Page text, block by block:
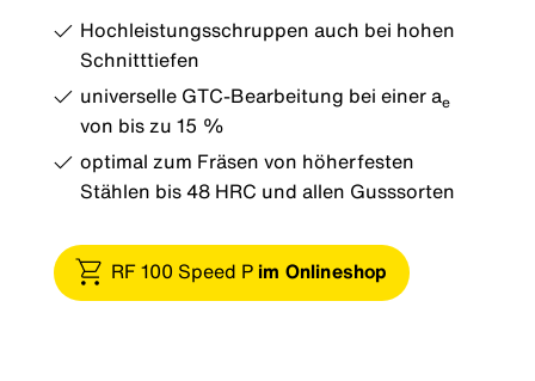
Hochleistungsschruppen auch bei hohen
Schnitttiefen
universelle GTC-Bearbeitung bei einer ae
von bis zu 15 %
optimal zum Fräsen von höherfesten
Stählen bis 48 HRC und allen Gusssorten
RF 100 Speed P im Onlineshop